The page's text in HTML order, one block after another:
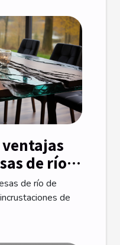
ventajas
de río
de río de
de